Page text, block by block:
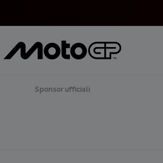
Sponsor ufficiali